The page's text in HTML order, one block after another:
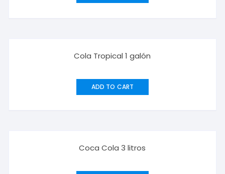
Cola Tropical 1 galón
ADD TO CART
Coca Cola 3 litros